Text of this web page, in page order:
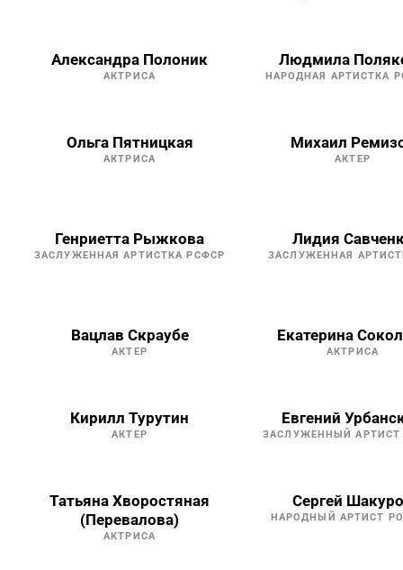
Александра Полоник
АКТРИСА
Людмила
НАРОДНАЯ АРТИСТКА
Ольга Пятницкая
АКТРИСА
Михаил
АКТЕР
Генриетта Рыжкова
ЗАСЛУЖЕННАЯ АРТИСТКА РСФСР
Лидия
ЗАСЛУЖЕННАЯ
Вацлав Скраубе
АКТЕР
Екатерина
АКТРИСА
Кирилл Турутин
АКТЕР
Евгений
ЗАСЛУЖЕННЫЙ АРТИСТ
Татьяна Хворостяная
(Перевалова)
АКТРИСА
Сергей
НАРОДНЫЙ АРТИСТ